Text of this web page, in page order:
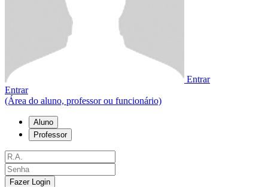
Entrar
Entrar
(Área do aluno, professor ou funcionário)
Aluno
Professor
Fazer Login